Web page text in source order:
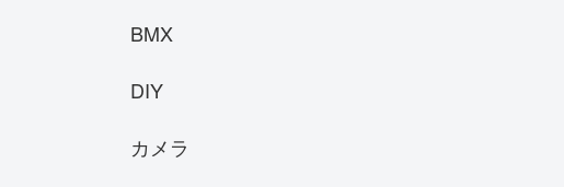
BMX
DIY
カメラ